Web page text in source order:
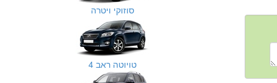
סוזוקי ויטרה
טויוטה ראב 4